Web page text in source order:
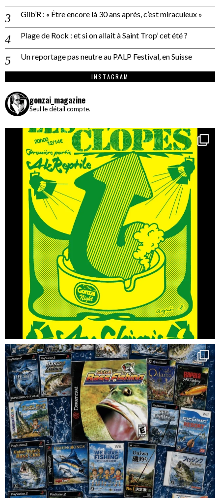
Gilb’R : « Être encore là 30 ans après, c’est miraculeux »
Plage de Rock : et si on allait à Saint Trop’ cet été ?
Un reportage pas neutre au PALP Festival, en Suisse
INSTAGRAM
gonzai_magazine
Seul le détail compte.